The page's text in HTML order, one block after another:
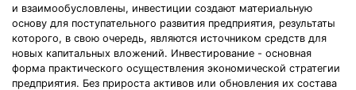
и взаимообусловлены, инвестиции создают материальную
основу для поступательного развития предприятия, результаты
которого, в свою очередь, являются источником средств для
новых капитальных вложений. Инвестирование - основная
форма практического осуществления экономической стратегии
предприятия. Без прироста активов или обновления их состава